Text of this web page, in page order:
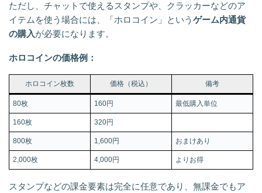
ただし、チャットで使えるスタンプや、クラッカーなどのア
イテムを使う場合には、「ホロコイン」という ゲーム内通貨
の購入が必要になります。
ホロコインの価格例：
ホロコイン枚数 価格（税込） 備考
80枚 160円 最低購入単位
160枚 320円
800枚 1,600円 おまけあり
2,000枚 4,000円 よりお得
スタンプなどの課金要素は完全に任意であり、無課金でもア